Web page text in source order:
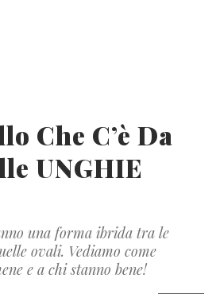
Che C’è Da
UNGHIE
una forma ibrida tra le
ovali. Vediamo come
e a chi stanno bene!